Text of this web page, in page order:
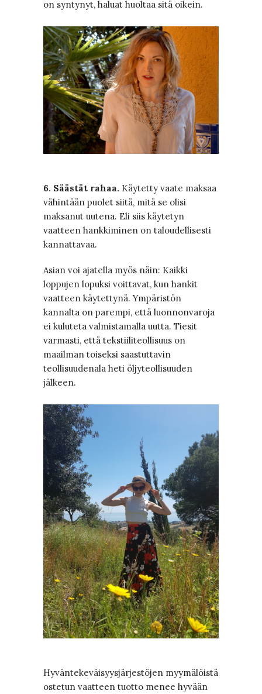
on syntynyt, haluat huoltaa sitä oikein.
6. Säästät rahaa. Käytetty vaate maksaa
vähintään puolet siitä, mitä se olisi
maksanut uutena. Eli siis käytetyn
vaatteen hankkiminen on taloudellisesti
kannattavaa.
Asian voi ajatella myös näin: Kaikki
loppujen lopuksi voittavat, kun hankit
vaatteen käytettynä. Ympäristön
kannalta on parempi, että luonnonvaroja
ei kuluteta valmistamalla uutta. Tiesit
varmasti, että tekstiiliteollisuus on
maailman toiseksi saastuttavin
teollisuudenala heti öljyteollisuuden
jälkeen.
Hyväntekeväisyysjärjestöjen myymälöistä
ostetun vaatteen tuotto menee hyvään